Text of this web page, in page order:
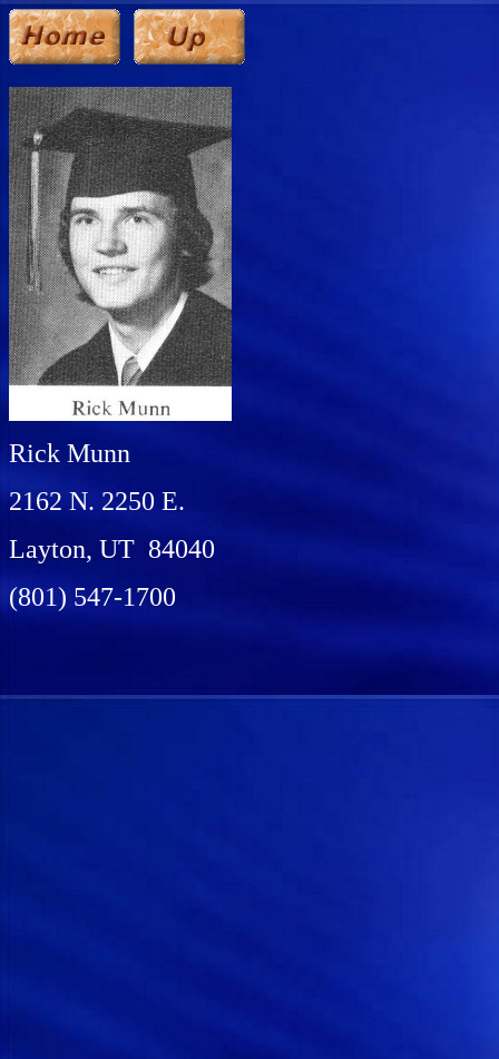
Rick Munn
2162 N. 2250 E.
Layton, UT 84040
(801) 547-1700